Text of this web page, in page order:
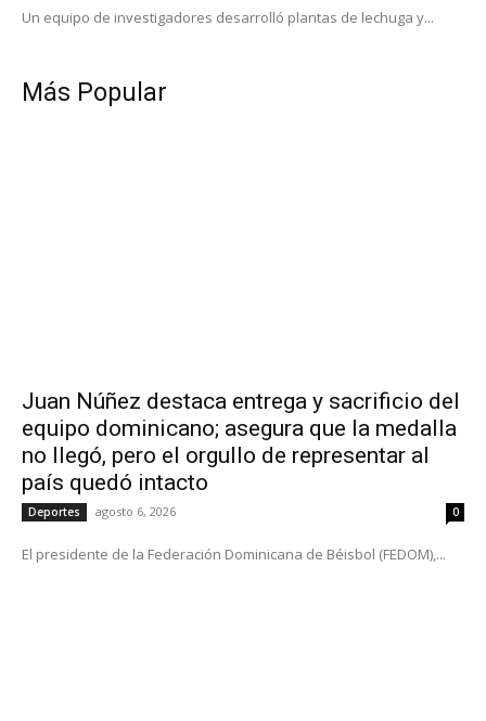
Un equipo de investigadores desarrolló plantas de lechuga y...
Más Popular
Juan Núñez destaca entrega y sacrificio del
equipo dominicano; asegura que la medalla
no llegó, pero el orgullo de representar al
país quedó intacto
Deportes agosto 6, 2026 0
El presidente de la Federación Dominicana de Béisbol (FEDOM),...